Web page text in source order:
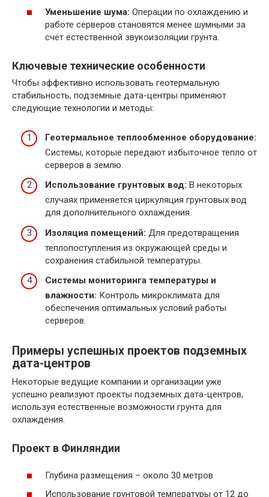
Уменьшение шума: Операции по охлаждению и
работе серверов становятся менее шумными за
счёт естественной звукоизоляции грунта.
Ключевые технические особенности
Чтобы эффективно использовать геотермальную
стабильность, подземные дата-центры применяют
следующие технологии и методы:
Геотермальное теплообменное оборудование:
Системы, которые передают избыточное тепло от
серверов в землю.
Использование грунтовых вод: В некоторых
случаях применяется циркуляция грунтовых вод
для дополнительного охлаждения.
Изоляция помещений: Для предотвращения
теплопоступления из окружающей среды и
сохранения стабильной температуры.
Системы мониторинга температуры и
влажности: Контроль микроклимата для
обеспечения оптимальных условий работы
серверов.
Примеры успешных проектов подземных
дата-центров
Некоторые ведущие компании и организации уже
успешно реализуют проекты подземных дата-центров,
используя естественные возможности грунта для
охлаждения.
Проект в Финляндии
Глубина размещения – около 30 метров
Использование грунтовой температуры от 12 до